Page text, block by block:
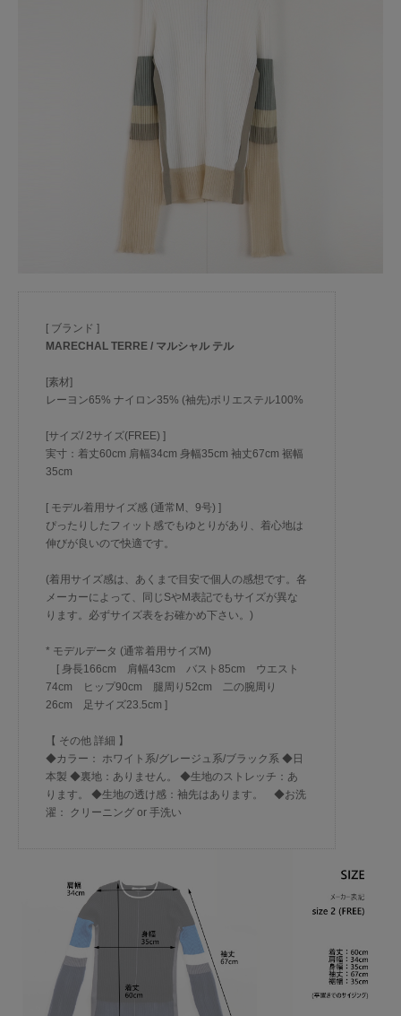
[ ブランド ]
MARECHAL TERRE / マルシャル テル
[素材]
レーヨン65% ナイロン35% (袖先)ポリエステル100%
[サイズ/ 2サイズ(FREE) ]
実寸：着丈60cm 肩幅34cm 身幅35cm 袖丈67cm 裾幅
35cm
[ モデル着用サイズ感 (通常M、9号) ]
ぴったりしたフィット感でもゆとりがあり、着心地は
伸びが良いので快適です。
(着用サイズ感は、あくまで目安で個人の感想です。各
メーカーによって、同じSやM表記でもサイズが異な
ります。必ずサイズ表をお確かめ下さい。)
* モデルデータ (通常着用サイズM)
[ 身長166cm 肩幅43cm バスト85cm ウエスト
74cm ヒップ90cm 腿周り52cm 二の腕周り
26cm 足サイズ23.5cm ]
【 その他 詳細 】
◆カラー： ホワイト系/グレージュ系/ブラック系 ◆日
本製 ◆裏地：ありません。 ◆生地のストレッチ：あ
ります。 ◆生地の透け感：袖先はあります。 ◆お洗
濯： クリーニング or 手洗い